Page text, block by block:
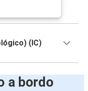
(IC)
a bordo